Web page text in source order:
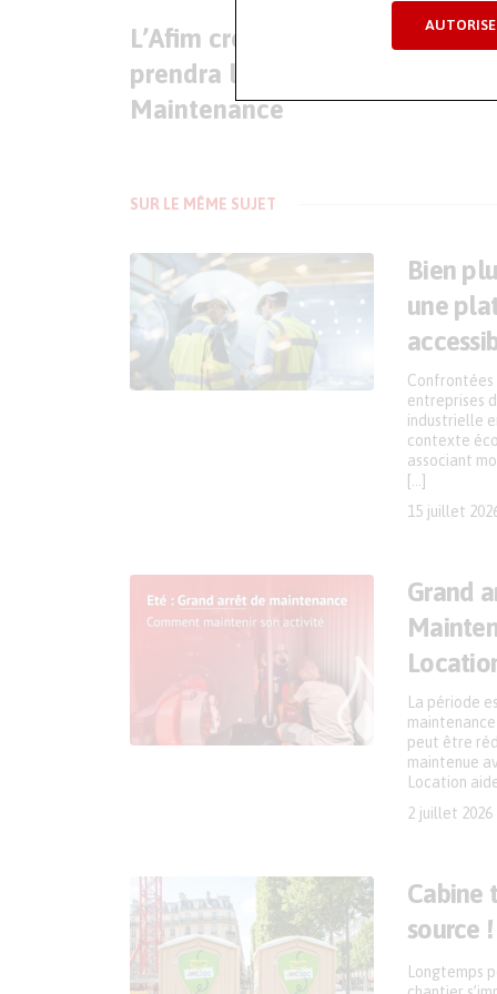
L’Afim crée son cluster qui
prendra le nom de Hexa-
Maintenance
SUR LE MÊME SUJET
Bien
une
15 juillet
Confrontées
entreprises
industrielle
contexte
associant
[…]
Grand
2 juillet 2026
La période
peut être
maintenue
Location
Cabine
source !
Longtemps